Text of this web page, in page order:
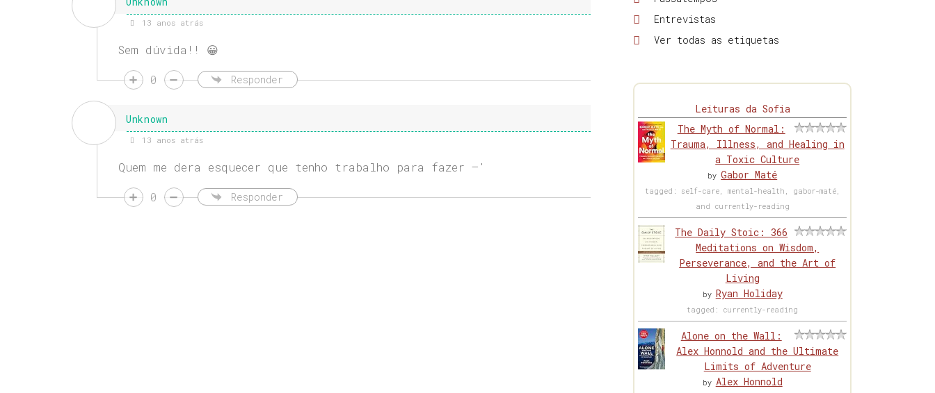
13 anos atrás
Sem dúvida!! 😀
0 Responder
Unknown
13 anos atrás
Quem me dera esquecer que tenho trabalho para fazer –'
0 Responder
Entrevistas
Ver todas as etiquetas
Leituras da Sofia
The Myth of Normal:
Trauma, Illness, and Healing in
a Toxic Culture
byGabor Maté
tagged: self-care, mental-health, gabor-maté,
and currently-reading
The Daily Stoic: 366
Meditations on Wisdom,
Perseverance, and the Art of
Living
by Ryan Holiday
tagged: currently-reading
Alone on the Wall:
Alex Honnold and the Ultimate
Limits of Adventure
by Alex Honnold